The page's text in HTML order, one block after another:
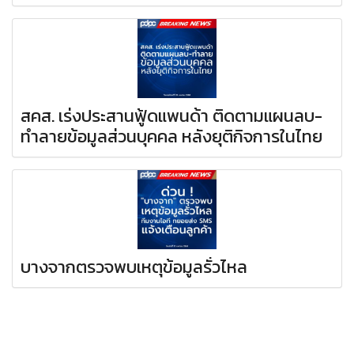
สคส. เร่งประสานฟู้ดแพนด้า ติดตามแผนลบ-
ทำลายข้อมูลส่วนบุคคล หลังยุติกิจการในไทย
บางจากตรวจพบเหตุข้อมูลรั่วไหล